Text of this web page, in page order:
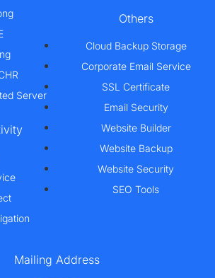
Server
Others
Cloud Backup Storage
Corporate Email Service
SSL Certificate
Email Security
Website Builder
Website Backup
Website Security
SEO Tools
Mailing Address